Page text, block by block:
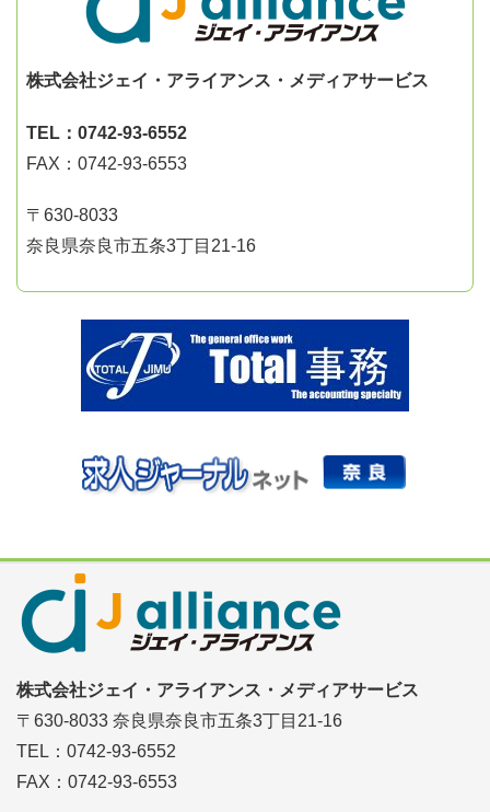
株式会社ジェイ・アライアンス・メディアサービス
TEL：0742-93-6552
FAX：0742-93-6553
〒630-8033
奈良県奈良市五条3丁目21-16
株式会社ジェイ・アライアンス・メディアサービス
〒630-8033 奈良県奈良市五条3丁目21-16
TEL：0742-93-6552
FAX：0742-93-6553